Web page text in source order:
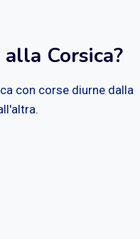
Corsica?
con corse diurne dalla